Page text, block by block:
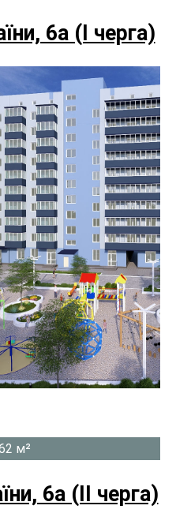
6а (I черга)
м²
6а (II черга)